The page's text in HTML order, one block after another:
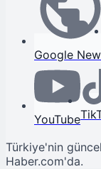
Google
YouTube
Türkiye'nin
Haber.com'da.